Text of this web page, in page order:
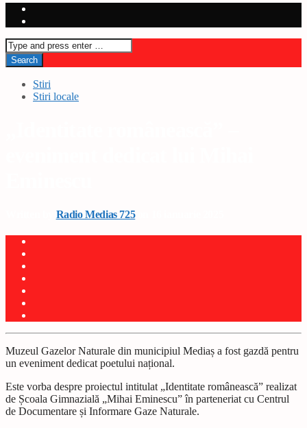
Stiri
Stiri locale
Radio Medias 725on 16 ianuarie 2025
Muzeul Gazelor Naturale din municipiul Mediaș a fost gazdă pentru
un eveniment dedicat poetului național.
Este vorba despre proiectul intitulat „Identitate românească” realizat
de Școala Gimnazială „Mihai Eminescu” în parteneriat cu Centrul
de Documentare și Informare Gaze Naturale.